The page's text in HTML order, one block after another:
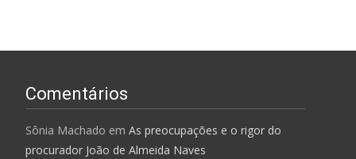
Comentários
Sônia Machado em As preocupações e o rigor do
procurador João de Almeida Naves